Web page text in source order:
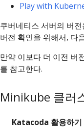
Play with
쿠버네티스 서버의 버
버전 확인을 위해서, 다
만약 이보다 더 이전 버
를 참고한다.
Minikube 클러
Katacoda 활용하기